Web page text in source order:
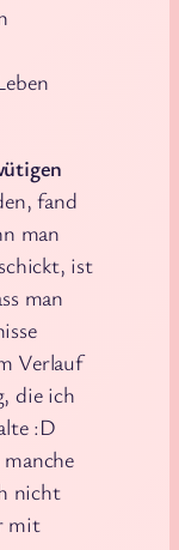
fand
man
ist
man
Verlauf
die ich
:D
nicht
mit